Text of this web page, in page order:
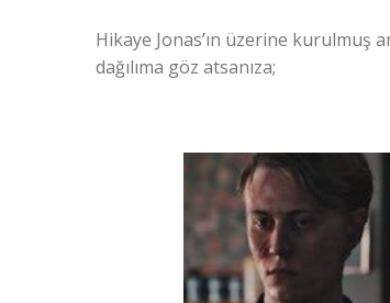
Hikaye Jonas’ın üzerine kurulmuş
dağılıma göz atsanıza;